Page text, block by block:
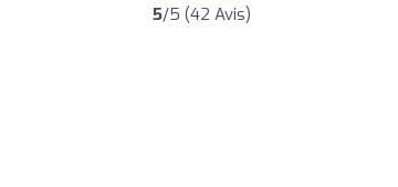
5/5 (42 Avis)